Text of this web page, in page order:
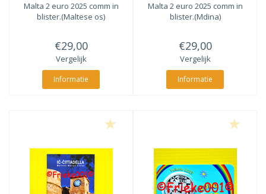
Malta 2 euro 2025 comm in
blister.(Maltese os)
€29,00
Vergelijk
Informatie
Malta 2 euro 2025 comm in
blister.(Mdina)
€29,00
Vergelijk
Informatie